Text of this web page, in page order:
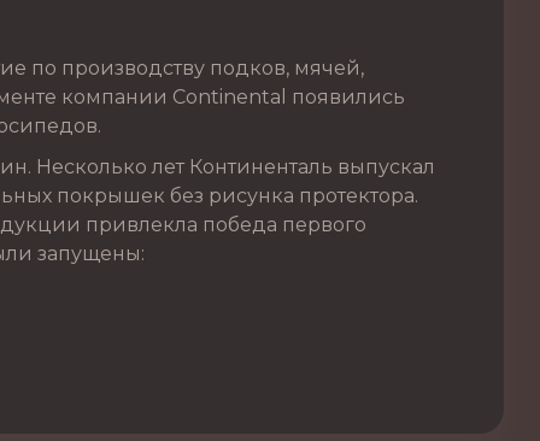
по производству подков, мячей,
компании Continental появились
Несколько лет Континенталь выпускал
покрышек без рисунка протектора.
привлекла победа первого
запущены: